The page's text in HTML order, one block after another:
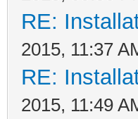
RE:
2015, 11:37
RE:
2015, 11:49